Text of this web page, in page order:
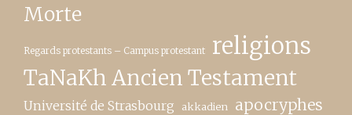
Morte
Regards protestants – Campus protestant religions
TaNaKh Ancien Testament
Université de Strasbourg akkadien apocryphes